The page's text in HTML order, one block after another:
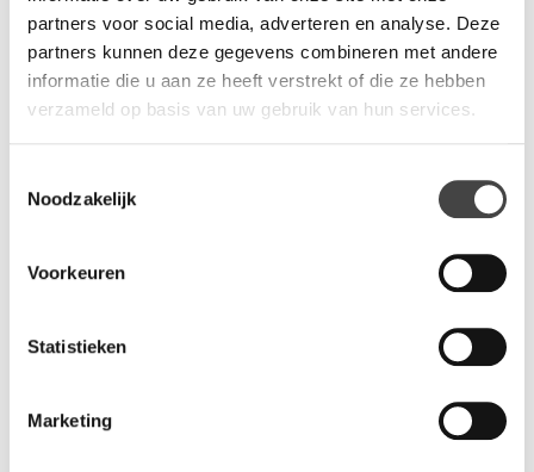
partners voor social media, adverteren en analyse. Deze
partners kunnen deze gegevens combineren met andere
informatie die u aan ze heeft verstrekt of die ze hebben
verzameld op basis van uw gebruik van hun services.
Noodzakelijk
Voorkeuren
Statistieken
Marketing
• Snoerlengte: 1,6 meter
• Afmeting 10 x 15 x 38 cm
Gerelateerde producten